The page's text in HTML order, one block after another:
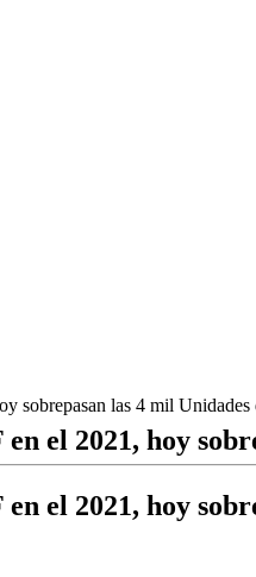
sobrepasan las 4 mil
el 2021, hoy